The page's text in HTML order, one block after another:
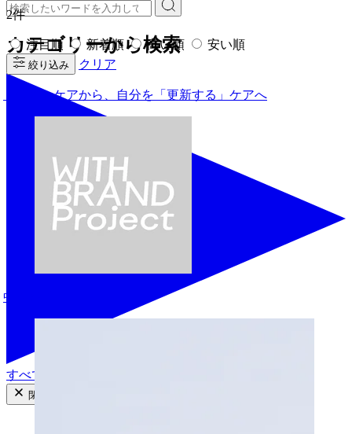
カテゴリーから検索
すべての商品を見る
閉じる
2件
注目順 新着順 高い順 安い順
絞り込み クリア
「隠す」ケアから、自分を「更新する」ケアへ
中村裕子